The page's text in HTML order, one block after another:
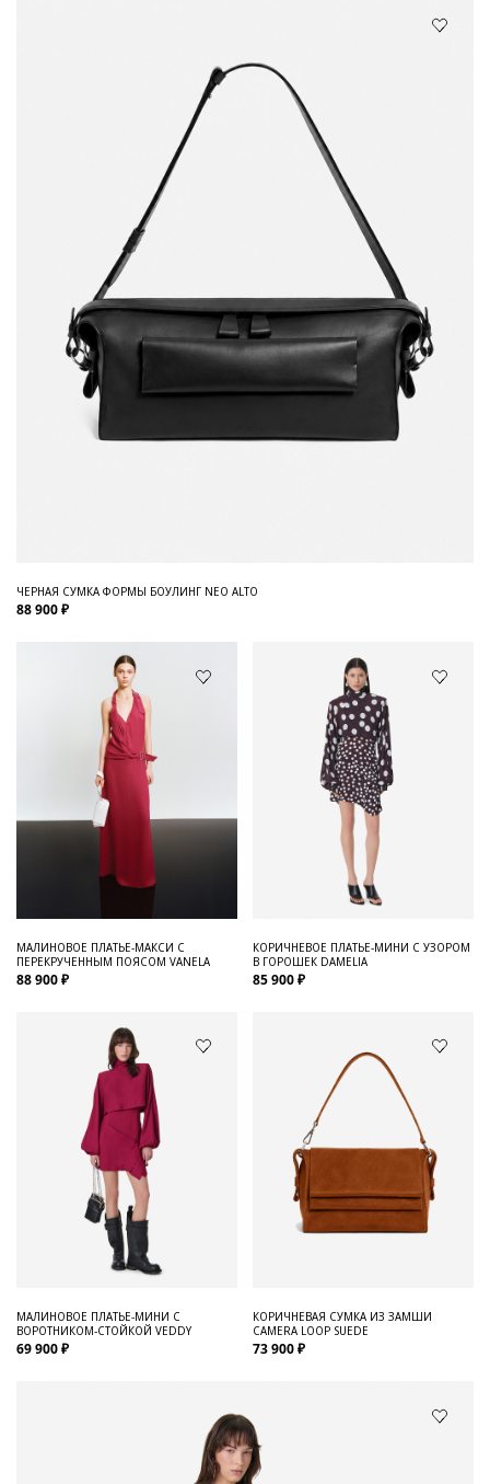
ЧЕРНАЯ СУМКА ФОРМЫ БОУЛИНГ NEO ALTO
88 900 ₽
МАЛИНОВОЕ ПЛАТЬЕ-МАКСИ С
ПЕРЕКРУЧЕННЫМ ПОЯСОМ VANELA
88 900 ₽
КОРИЧНЕВОЕ ПЛАТЬЕ-МИНИ С УЗОРОМ
В ГОРОШЕК DAMELIA
85 900 ₽
МАЛИНОВОЕ ПЛАТЬЕ-МИНИ С
ВОРОТНИКОМ-СТОЙКОЙ VEDDY
69 900 ₽
КОРИЧНЕВАЯ СУМКА ИЗ ЗАМШИ
CAMERA LOOP SUEDE
73 900 ₽